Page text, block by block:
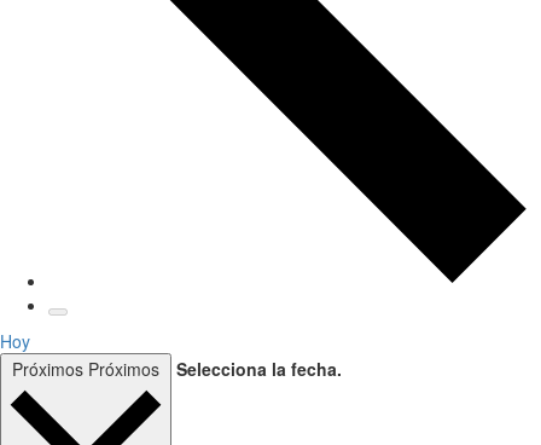
Hoy
Próximos Próximos Selecciona la fecha.